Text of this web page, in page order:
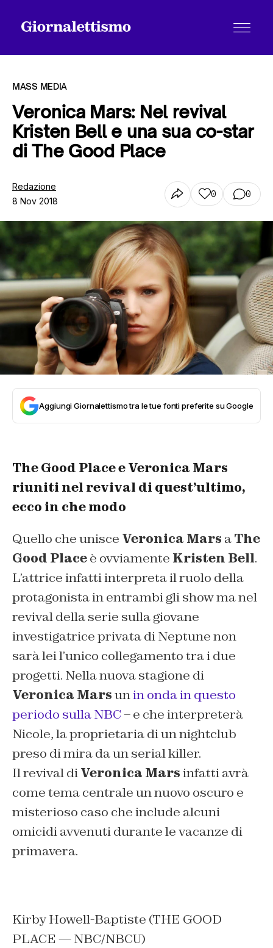
Tutti gli articoli
Chi siamo
Contatti
MASS MEDIA
Veronica Mars: Nel revival
Kristen Bell e una sua co-star
di The Good Place
Redazione
8 Nov 2018
0 0
Aggiungi Giornalettismo tra le tue fonti preferite su Google
The Good Place e Veronica Mars
riuniti nel revival di quest’ultimo,
ecco in che modo
Quello che unisce Veronica Mars aThe
Good Placeè ovviamente Kristen Bell.
L’attrice infatti interpreta il ruolo della
protagonista in entrambi gli show ma nel
revival della serie sulla giovane
investigatrice privata di Neptune non
sarà lei l’unico collegamento tra i due
progetti. Nella nuova stagione di
Veronica Marsunin onda in questo
periodo sulla NBC– e che interpreterà
Nicole, la proprietaria di un nightclub
preso di mira da un serial killer.
Il revival diVeronica Marsinfatti avrà
come tema centrale un nuovo oscuro e
misterioso caso che include alcuni
omicidi avvenuti durante le vacanze di
primavera.
Kirby Howell-Baptiste (THE GOOD
PLACE — NBC/NBCU)